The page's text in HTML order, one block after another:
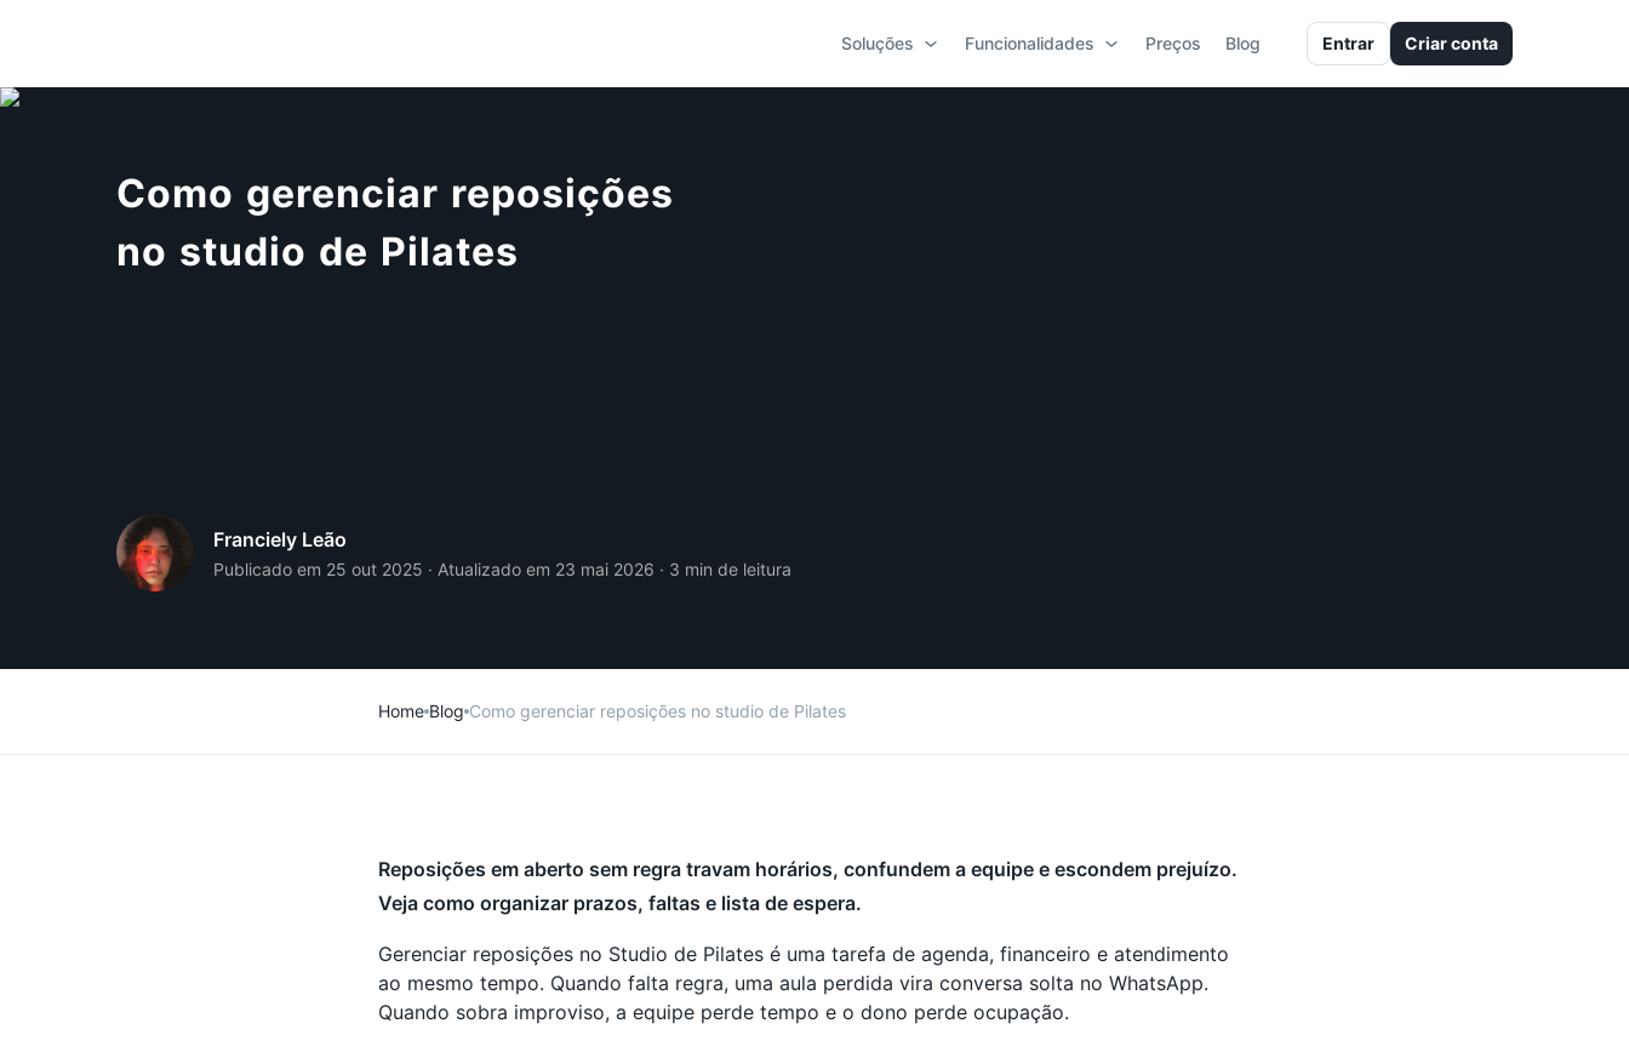
Soluções Funcionalidades Preços Blog Entrar Criar conta
Como gerenciar reposições
no studio de Pilates
Franciely Leão
Publicado em 25 out 2025 · Atualizado em 23 mai 2026 · 3 min de leitura
Home Blog Como gerenciar reposições no studio de Pilates
Reposições em aberto sem regra travam horários, confundem a equipe e escondem prejuízo.
Veja como organizar prazos, faltas e lista de espera.
Gerenciar reposições no Studio de Pilates é uma tarefa de agenda, financeiro e atendimento
ao mesmo tempo. Quando falta regra, uma aula perdida vira conversa solta no WhatsApp.
Quando sobra improviso, a equipe perde tempo e o dono perde ocupação.